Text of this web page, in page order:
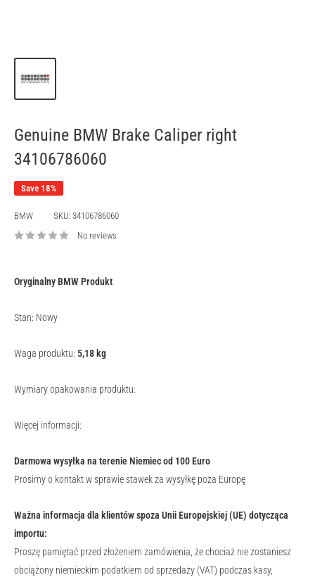
Genuine BMW Brake Caliper right
34106786060
Save 18%
BMW SKU: 34106786060
No reviews
Oryginalny BMW Produkt
Stan: Nowy
Waga produktu: 5,18 kg
Wymiary opakowania produktu:
Więcej informacji:
Darmowa wysyłka na terenie Niemiec od 100 Euro
Prosimy o kontakt w sprawie stawek za wysyłkę poza Europę
Ważna informacja dla klientów spoza Unii Europejskiej (UE) dotycząca
importu:
Proszę pamiętać przed złożeniem zamówienia, że chociaż nie zostaniesz
obciążony niemieckim podatkiem od sprzedaży (VAT) podczas kasy,